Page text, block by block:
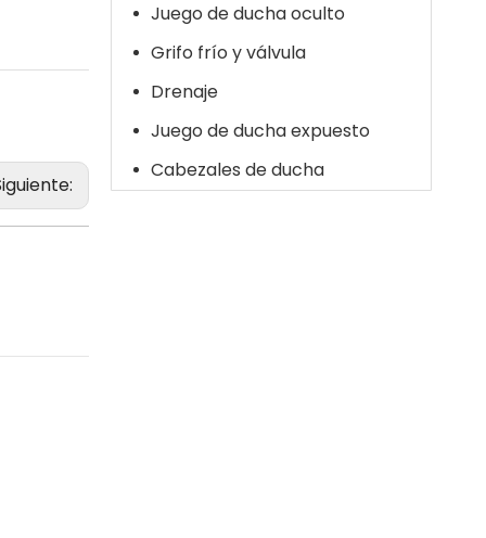
Juego de ducha oculto
Grifo frío y válvula
Drenaje
Juego de ducha expuesto
Cabezales de ducha